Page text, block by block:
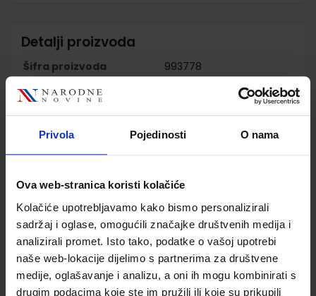
Privola Pojedinosti O nama
Ova web-stranica koristi kolačiće
Kolačiće upotrebljavamo kako bismo personalizirali
sadržaj i oglase, omogućili značajke društvenih medija i
analizirali promet. Isto tako, podatke o vašoj upotrebi
naše web-lokacije dijelimo s partnerima za društvene
medije, oglašavanje i analizu, a oni ih mogu kombinirati s
drugim podacima koje ste im pružili ili koje su prikupili
Detalji proizvoda
Šifra proizvoda
993778
Nakladnik
ŠKOLSKA KNJIGA d.d.
Školski razred
30 3.RAZRED SŠ
Vrsta škole
3 STRUKOVNA
Reg br min
3510